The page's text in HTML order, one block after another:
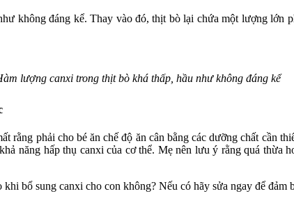
không đáng kể. Thay vào đó, thịt bò lại chứa một lượng lớn
lượng canxi trong thịt bò khá thấp, hầu như không đáng kể
rằng phải cho bé ăn chế độ ăn cân bằng các dưỡng chất cần
năng hấp thụ canxi của cơ thể. Mẹ nên lưu ý rằng quá thừa
bổ sung canxi cho con không? Nếu có hãy sửa ngay để đảm